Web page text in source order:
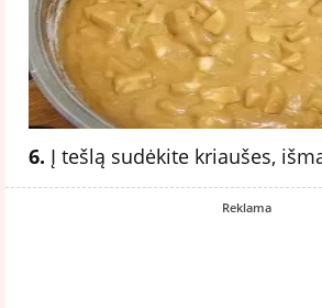
6. Į tešlą sudėkite kriaušes,
Reklama